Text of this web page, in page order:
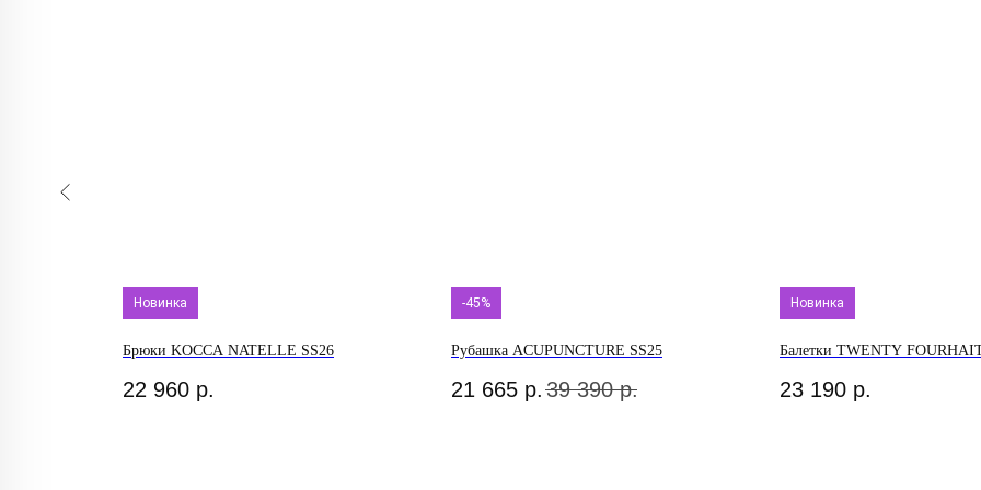
Новинка
Брюки KOCCA NATELLE SS26
22 960 р.
-45%
Рубашка ACUPUNCTURE SS25
21 665 р. 39 390 р.
Новинка
Балетки TWENTY
23 190 р.
О нас